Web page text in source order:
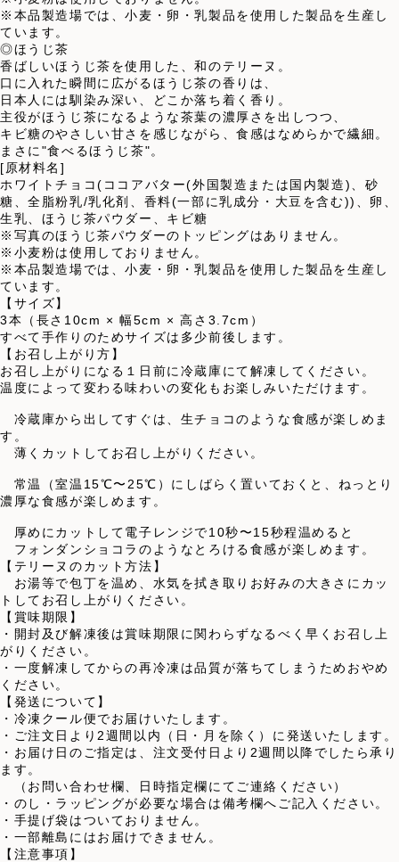
※本品製造場では、小麦・卵・乳製品を使用した製品を生産し
ています。
◎ほうじ茶
香ばしいほうじ茶を使用した、和のテリーヌ。
口に入れた瞬間に広がるほうじ茶の香りは、
日本人には馴染み深い、どこか落ち着く香り。
主役がほうじ茶になるような茶葉の濃厚さを出しつつ、
キビ糖のやさしい甘さを感じながら、食感はなめらかで繊細。
まさに"食べるほうじ茶"。
[原材料名]
ホワイトチョコ(ココアバター(外国製造または国内製造)、砂
糖、全脂粉乳/乳化剤、香料(一部に乳成分・大豆を含む))、卵、
生乳、ほうじ茶パウダー、キビ糖
※写真のほうじ茶パウダーのトッピングはありません。
※小麦粉は使用しておりません。
※本品製造場では、小麦・卵・乳製品を使用した製品を生産し
ています。
【サイズ】
3本（長さ10cm × 幅5cm × 高さ3.7cm）
すべて手作りのためサイズは多少前後します。
【お召し上がり方】
お召し上がりになる１日前に冷蔵庫にて解凍してください。
温度によって変わる味わいの変化もお楽しみいただけます。
冷蔵庫から出してすぐは、生チョコのような食感が楽しめま
す。
薄くカットしてお召し上がりください。
常温（室温15℃〜25℃）にしばらく置いておくと、ねっとり
濃厚な食感が楽しめます。
厚めにカットして電子レンジで10秒〜15秒程温めると
フォンダンショコラのようなとろける食感が楽しめます。
【テリーヌのカット方法】
お湯等で包丁を温め、水気を拭き取りお好みの大きさにカッ
トしてお召し上がりください。
【賞味期限】
・開封及び解凍後は賞味期限に関わらずなるべく早くお召し上
がりください。
・一度解凍してからの再冷凍は品質が落ちてしまうためおやめ
ください。
【発送について】
・冷凍クール便でお届けいたします。
・ご注文日より2週間以内（日・月を除く）に発送いたします。
・お届け日のご指定は、注文受付日より2週間以降でしたら承り
ます。
（お問い合わせ欄、日時指定欄にてご連絡ください）
・のし・ラッピングが必要な場合は備考欄へご記入ください。
・手提げ袋はついておりません。
・一部離島にはお届けできません。
【注意事項】